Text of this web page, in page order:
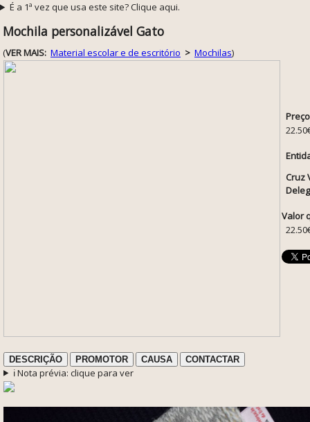
É a 1ª vez que usa este site? Clique aqui.
Mochila personalizável Gato
(VER MAIS: Material escolar e de escritório > Mochilas)
Cruz
Valor
DESCRIÇÃO PROMOTOR CAUSA CONTACTAR
ℹ️ Nota prévia: clique para ver